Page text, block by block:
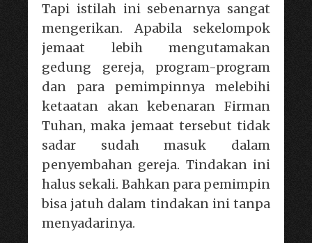
Tapi istilah ini sebenarnya sangat
mengerikan. Apabila sekelompok
jemaat lebih mengutamakan
gedung gereja, program-program
dan para pemimpinnya melebihi
ketaatan akan kebenaran Firman
Tuhan, maka jemaat tersebut tidak
sadar sudah masuk dalam
penyembahan gereja. Tindakan ini
halus sekali. Bahkan para pemimpin
bisa jatuh dalam tindakan ini tanpa
menyadarinya.